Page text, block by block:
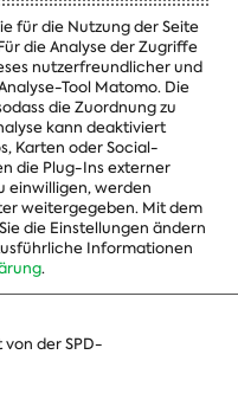
für die Nutzung der Seite
die Analyse der Zugriffe
nutzerfreundlicher und
Tool Matomo. Die
die Zuordnung zu
kann deaktiviert
Karten oder Social-
die Plug-Ins externer
einwilligen, werden
weitergegeben. Mit dem
die Einstellungen ändern
Informationen
.
der SPD-